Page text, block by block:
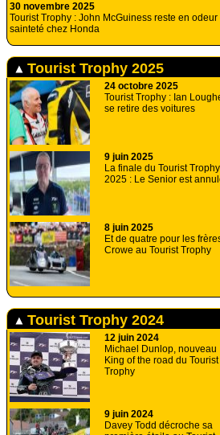
30 novembre 2025
Tourist Trophy : John McGuiness reste en odeur
sainteté chez Honda
Tourist Trophy 2025
24 octobre 2025
Tourist Trophy : Ian
se retire des voitures
9 juin 2025
La finale du Tourist Trophy
2025 : Le Senior est
8 juin 2025
Et de quatre pour les
Crowe au Tourist Trophy
Tourist Trophy 2024
12 juin 2024
Michael Dunlop, nouveau
King of the road du Tourist
Trophy
9 juin 2024
Davey Todd décroche sa